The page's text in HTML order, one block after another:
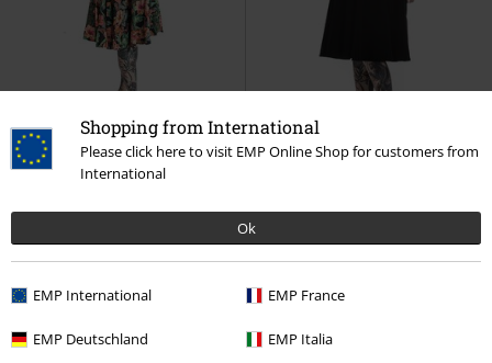
Shopping from International
Please click here to visit EMP Online Shop for customers from
International
Ok
EMP International EMP France
EMP Deutschland EMP Italia
ab
Jungke Print Flare Dress
Voodoo
Vixen
Mittellanges Kleid
Glamorous Velvet Tea Dress
H&R London